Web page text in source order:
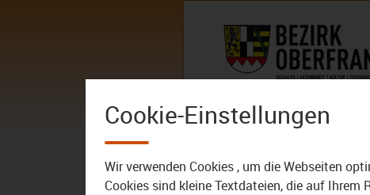
Cookie-Einstellungen
Wir verwenden Cookies , um die Webseiten
Cookies sind kleine Textdateien, die auf